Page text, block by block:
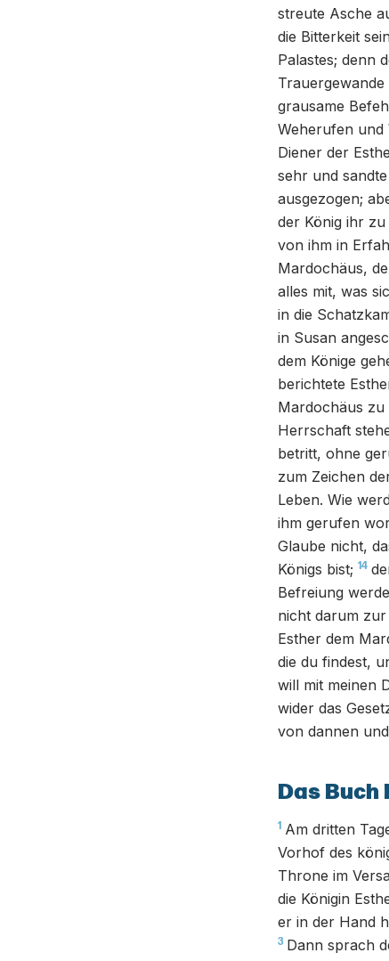
streute Asche
die Bitterkeit
Palastes; denn
Trauergewande
grausame
Weherufen und
Diener der
sehr und
ausgezogen;
der König ihr
von ihm in
Mardochäus,
alles mit, was
in die
in Susan
dem Könige
berichtete
Mardochäus zu
Herrschaft
betritt, ohne
zum Zeichen
Leben. Wie
ihm gerufen
Glaube nicht,
Königs bist; 14
Befreiung
nicht darum
Esther dem
die du findest,
will mit meinen
wider das
von dannen
Das Buch
1 Am dritten
Vorhof des
Throne im
die Königin
er in der Hand
3 Dann sprach